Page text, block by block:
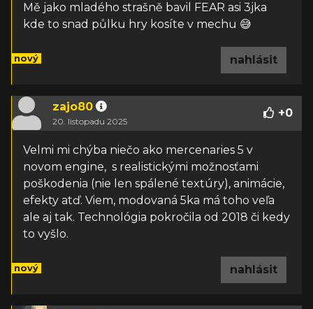
Mě jako mladého strašně bavil FEAR asi 3jka
kde to snad půlku hry kosíte v mechu 😅
nový nahlásit
zajo80
20. listopadu 2025
+0
Velmi mi chýba niečo ako mercenaries 5 v
novom engine, s realistickými možnosťami
poškodenia (nie len spálené textúry), animácie,
efekty atď. Viem, modovaná 5ka má toho veľa
ale aj tak. Technológia pokročila od 2018 či kedy
to vyšlo.
nový nahlásit